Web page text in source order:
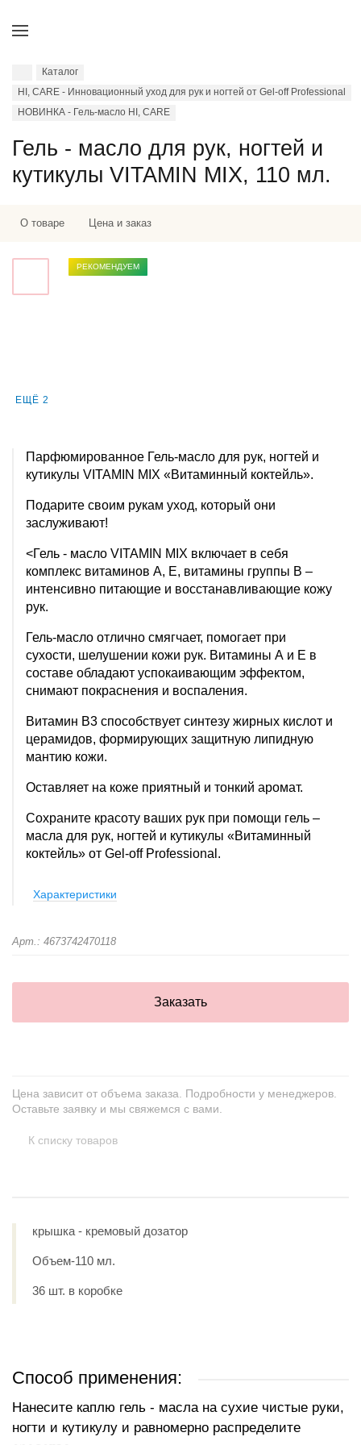
Каталог
HI, CARE - Инновационный уход для рук и ногтей от Gel-off Professional
НОВИНКА - Гель-масло HI, CARE
Гель - масло для рук, ногтей и
кутикулы VITAMIN MIX, 110 мл.
О товаре Цена и заказ
ЕЩЁ 2
РЕКОМЕНДУЕМ
Парфюмированное Гель-масло для рук, ногтей и
кутикулы VITAMIN MIX «Витаминный коктейль».
Подарите своим рукам уход, который они
заслуживают!
<Гель - масло VITAMIN MIX включает в себя
комплекс витаминов А, Е, витамины группы B –
интенсивно питающие и восстанавливающие кожу
рук.
Гель-масло отлично смягчает, помогает при
сухости, шелушении кожи рук. Витамины А и Е в
составе обладают успокаивающим эффектом,
снимают покраснения и воспаления.
Витамин B3 способствует синтезу жирных кислот и
церамидов, формирующих защитную липидную
мантию кожи.
Оставляет на коже приятный и тонкий аромат.
Сохраните красоту ваших рук при помощи гель –
масла для рук, ногтей и кутикулы «Витаминный
коктейль» от Gel-off Professional.
Характеристики
Арт.: 4673742470118
Заказать
Цена зависит от объема заказа. Подробности у менеджеров.
Оставьте заявку и мы свяжемся с вами.
К списку товаров
крышка - кремовый дозатор
Объем-110 мл.
36 шт. в коробке
Способ применения:
Нанесите каплю гель - масла на сухие чистые руки,
ногти и кутикулу и равномерно распределите